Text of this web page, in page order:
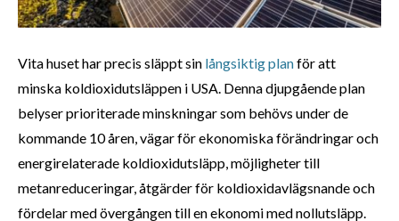
Vita huset har precis släppt sin långsiktig planför att
minska koldioxidutsläppen i USA. Denna djupgående plan
belyser prioriterade minskningar som behövs under de
kommande 10 åren, vägar för ekonomiska förändringar och
energirelaterade koldioxidutsläpp, möjligheter till
metanreduceringar, åtgärder för koldioxidavlägsnande och
fördelar med övergången till en ekonomi med nollutsläpp.